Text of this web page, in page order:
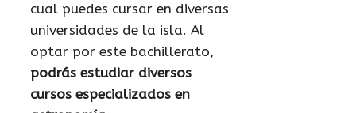
cual puedes cursar en diversas
universidades de la isla. Al
optar por este bachillerato,
podrás estudiar diversos
cursos especializados en